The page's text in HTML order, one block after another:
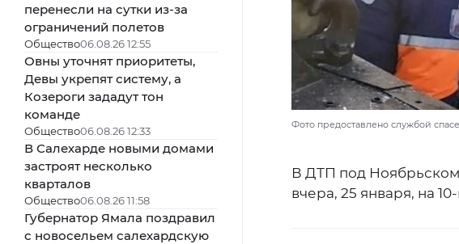
перенесли на сутки из-за
ограничений полетов
Общество06.08.26 12:55
Овны уточнят приоритеты,
Девы укрепят систему, а
Козероги зададут тон
команде
Общество06.08.26 12:33
В Салехарде новыми домами
застроят несколько
кварталов
Общество06.08.26 11:58
Губернатор Ямала поздравил
с новосельем салехардскую
Фото предоставлено службой
В ДТП под
вчера, 25 января, на